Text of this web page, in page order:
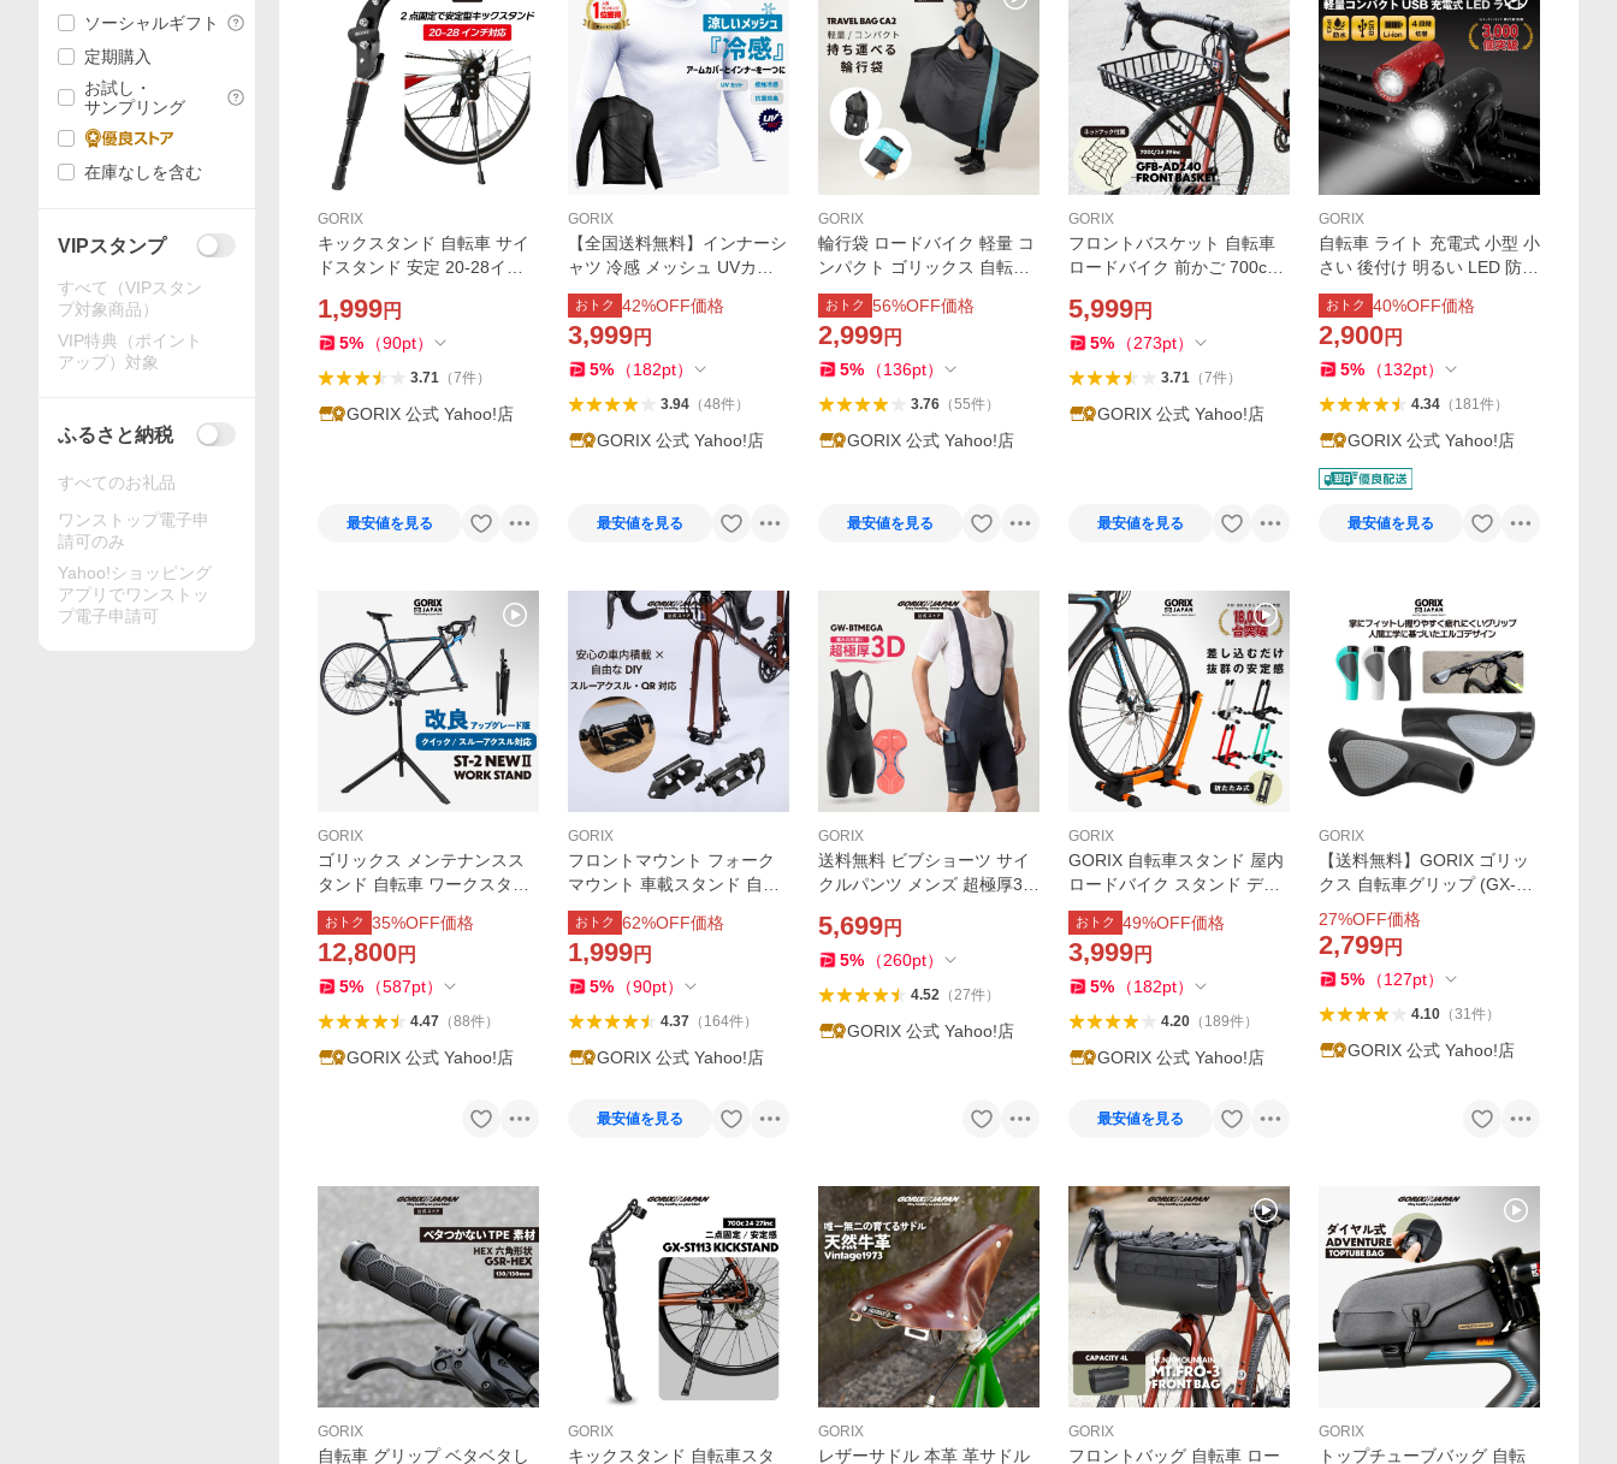
GORIX
キックスタンド 自転車 サイ
ドスタンド 安定 20-28イン
ク 700c 倒れない ゴリックス
GORIX (GX-ST931)
1,999円
5% （90pt）
3.71（7件）
GORIX 公式 Yahoo!店
最安値を見る
GORIX
【全国送料無料】インナーシ
ャツ 冷感 メッシュ UVカッ
ト 夏 スポーツ 日焼け対策 G
ORI-TEX 自転車 長袖 GORIX
ゴリックス 清涼感(GW-TS1)
ネコポス
おトク 42%OFF価格
3,999円
5% （182pt）
3.94（48件）
GORIX 公式 Yahoo!店
最安値を見る
GORIX
輪行袋 ロードバイク 軽量 コ
ンパクト ゴリックス 自転車
輪行バッグ 肩掛けベ ルト付
き 収納簡単 電車 旅行 700C
対応 持ち運び (GX-Ca2)
おトク 56%OFF価格
2,999円
5% （136pt）
3.76（55件）
GORIX 公式 Yahoo!店
最安値を見る
GORIX
フロントバスケット 自転車
ロードバイク 前かご 700c
ラベル 大型 荷台 24-29イン
チ おしゃれ 前 ゴリックス G
5,999円
5% （273pt）
3.71（7件）
GORIX 公式 Yahoo!店
最安値を見る
GORIX
自転車 ライト 充電式 小型 小
さい 後付け 明るい LED 防水
コンパクト フロントライト u
sb usb充電 サイクルライト
GX-FL1579 送料無料 ゴリッ
クス
おトク 40%OFF価格
2,900円
5% （132pt）
4.34（ 181件）
GORIX 公式 Yahoo!店
最安値を見る
GORIX
ゴリックス メンテナンスス
タンド 自転車 ワークスタン
ド 整備台 改良版 NEW (ST-
2) QRクイック・スルーアク
スル両方対応 GORIX
おトク 35%OFF価格
12,800円
5% （587pt）
4.47（88件）
GORIX 公式 Yahoo!店
GORIX
フロントマウント フォーク
マウント 車載スタンド 自転
車固定 (改良版) GX-8016 (ス
タンドや輪行に)ロードバイ
ク ゴリックス
おトク 62%OFF価格
1,999円
5% （90pt）
4.37（ 164件）
GORIX 公式 Yahoo!店
最安値を見る
GORIX
送料無料 ビブショーツ サイ
クルパンツ メンズ 超極厚3D
ポケット 背面メッシュ ロー
ドバイク メンズ GW-BTMeg
5,699円
5% （260pt）
4.52（27件）
GORIX 公式 Yahoo!店
GORIX
GORIX 自転車スタンド 屋内
ロードバイク スタンド ディ
スプレイ L字型 1台用 20-29
インチ(KW-30)ゴリックス ク
ロスバイク
おトク 49%OFF価格
3,999円
5% （182pt）
4.20（ 189件）
GORIX 公式 Yahoo!店
最安値を見る
GORIX
【送料無料】GORIX ゴリッ
クス 自転車グリップ (GX-D
2) エルゴデザイン・手首の
疲れ軽減・ロックオン・ハン
ドルグリップ・クロスバイク
他
27%OFF価格
2,799円
5% （127pt）
4.10（31件）
GORIX 公式 Yahoo!店
GORIX
自転車 グリップ ベタベタし
GORIX
キックスタンド 自転車スタ
GORIX
レザーサドル 本革 革サドル
GORIX
フロントバッグ 自転車 ロー
GORIX
トップチューブバッグ 自転
ソーシャルギフト
定期購入
お試し・
サンプリング
在庫なしを含む
VIPスタンプ
すべて（VIPスタン
プ対象商品）
VIP特典（ポイント
アップ）対象
ふるさと納税
すべてのお礼品
ワンストップ電子申
請可のみ
Yahoo!ショッピング
アプリでワンストッ
プ電子申請可